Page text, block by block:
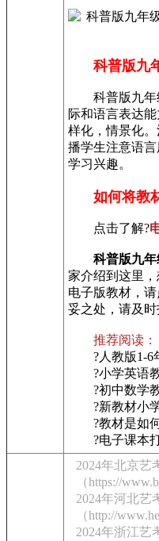
科普版九
科普版九年
际和语言表达
样化，情景化
播学生注意语
学习兴趣。
如何将教
点击了解?
科普版九
家介绍到这里
电子版教材，
妥之处，请及时
推荐阅读：
?人教版1-6
?小学英语教
?初中数学教
?新教材小学
?教材是如何
?电子课本打
2024年北京艺
（https://
2024年河北艺
（http://
2024年浙江艺